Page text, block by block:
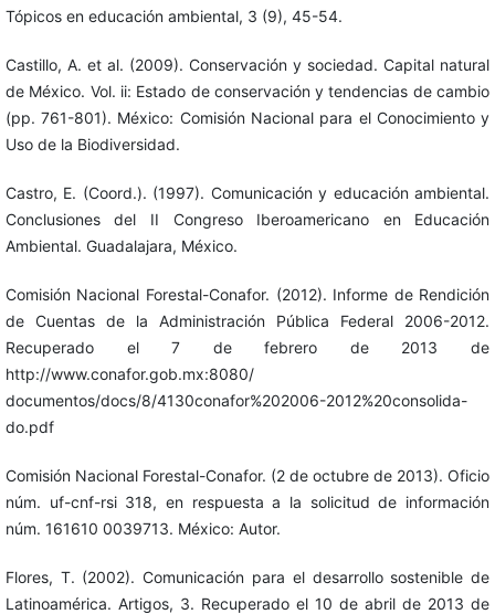
Tópicos en educación ambiental, 3 (9), 45-54.
Castillo, A. et al. (2009). Conservación y sociedad. Capital natural
de México. Vol. ii: Estado de conservación y tendencias de cambio
(pp. 761-801). México: Comisión Nacional para el Conocimiento y
Uso de la Biodiversidad.
Castro, E. (Coord.). (1997). Comunicación y educación ambiental.
Conclusiones del II Congreso Iberoamericano en Educación
Ambiental. Guadalajara, México.
Comisión Nacional Forestal-Conafor. (2012). Informe de Rendición
de Cuentas de la Administración Pública Federal 2006-2012.
Recuperado el 7 de febrero de 2013 de
http://www.conafor.gob.mx:8080/
documentos/docs/8/4130conafor%202006-2012%20consolida-
do.pdf
Comisión Nacional Forestal-Conafor. (2 de octubre de 2013). Oficio
núm. uf-cnf-rsi 318, en respuesta a la solicitud de información
núm. 161610 0039713. México: Autor.
Flores, T. (2002). Comunicación para el desarrollo sostenible de
Latinoamérica. Artigos, 3. Recuperado el 10 de abril de 2013 de